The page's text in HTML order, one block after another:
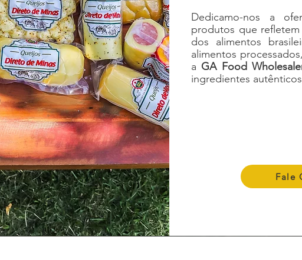
Dedicamo-nos a
produtos que
dos alimentos
alimentos
a GA Food
ingredientes
Fale